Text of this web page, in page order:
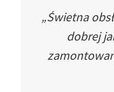
„Świetna
dobrej